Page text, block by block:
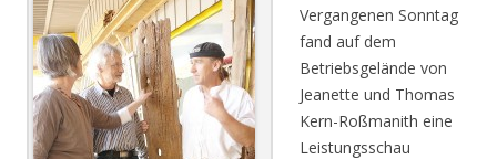
Vergangenen Sonntag
fand auf dem
Betriebsgelände von
Jeanette und Thomas
Kern-Roßmanith eine
Leistungsschau